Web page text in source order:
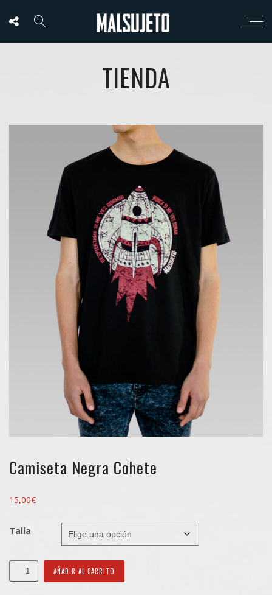
TIENDA
Camiseta Negra Cohete
15,00€
Talla
Camiseta
Negra
AÑADIR AL CARRITO